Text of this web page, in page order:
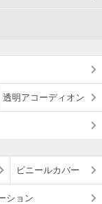
透明アコーディオン
ビニールカバー
ション